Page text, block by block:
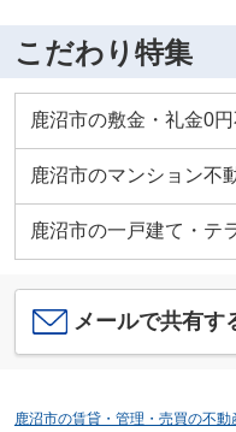
こだわり特集
鹿沼市の敷金・礼金0
鹿沼市のマンション不
鹿沼市の一戸建て・テ
メールで共有す
鹿沼市の賃貸・管理・売買の不